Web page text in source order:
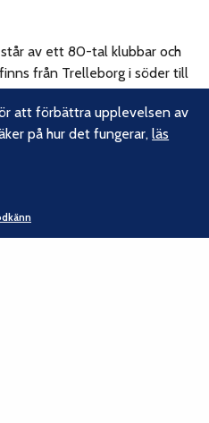
av ett 80-tal klubbar och
från Trelleborg i söder till
är dock betydligt fler och vi
medlem eller inte.Läs om
att förbättra upplevelsen av
på hur det fungerar,läs